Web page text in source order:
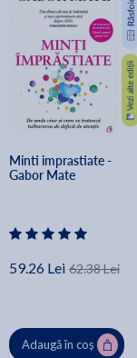
Minti imprastiate -
Gabor Mate
59.26 Lei 62.38 Lei
Adaugă în coș